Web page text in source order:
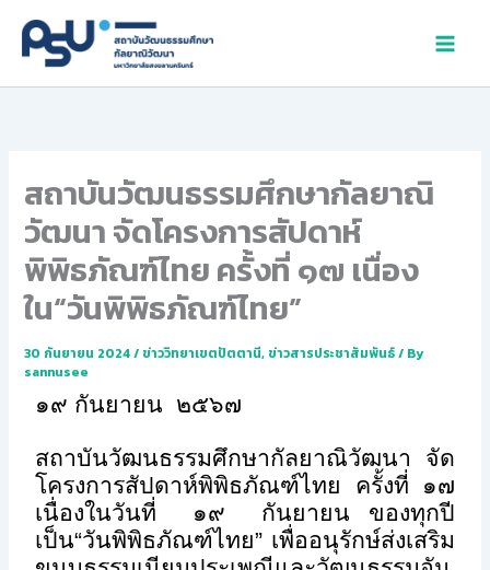
content
สถาบันวัฒนธรรมศึกษากัลยาณิ
วัฒนา จัดโครงการสัปดาห์
พิพิธภัณฑ์ไทย ครั้งที่ ๑๗ เนื่อง
ใน“วันพิพิธภัณฑ์ไทย”
30 กันยายน 2024/ ข่าววิทยาเขตปัตตานี, ข่าวสารประชาสัมพันธ์/ By
sannusee
๑๙ กันยายน ๒๕๖๗
สถาบันวัฒนธรรมศึกษากัลยาณิวัฒนา จัด
โครงการสัปดาห์พิพิธภัณฑ์ไทย ครั้งที่ ๑๗
เนื่องในวันที่ ๑๙ กันยายน ของทุกปี
เป็น“วันพิพิธภัณฑ์ไทย” เพื่ออนุรักษ์ส่งเสริม